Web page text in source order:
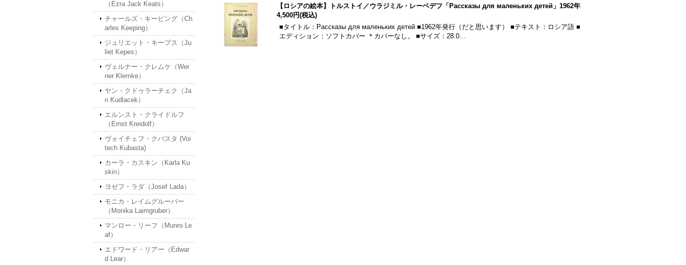
（Ezra Jack Keats）
チャールズ・キーピング（Ch
arles Keeping）
ジュリエット・キープス（Ju
liet Kepes）
ヴェルナー・クレムケ（Wer
ner Klemke）
ヤン・クドゥラーチェク（Ja
n Kudlacek）
エルンスト・クライドルフ
（Ernst Kreidolf）
ヴォイチェフ・クバスタ (Voi
tech Kubasta)
カーラ・カスキン（Karla Ku
skin）
ヨゼフ・ラダ（Josef Lada）
モニカ・レイムグルーバー
（Monika Laimgruber）
マンロー・リーフ（Munro Le
af）
エドワード・リアー（Edwar
d Lear）
【ロシアの絵本】トルストイ／ウラジミル・レーベデフ「Рассказы для маленьких детей」1962年
4,500円(税込)
■タイトル：Рассказы для маленьких детей ■1962年発行（だと思います） ■テキスト：ロシア語 ■
エディション：ソフトカバー ＊カバーなし。 ■サイズ：28.0…